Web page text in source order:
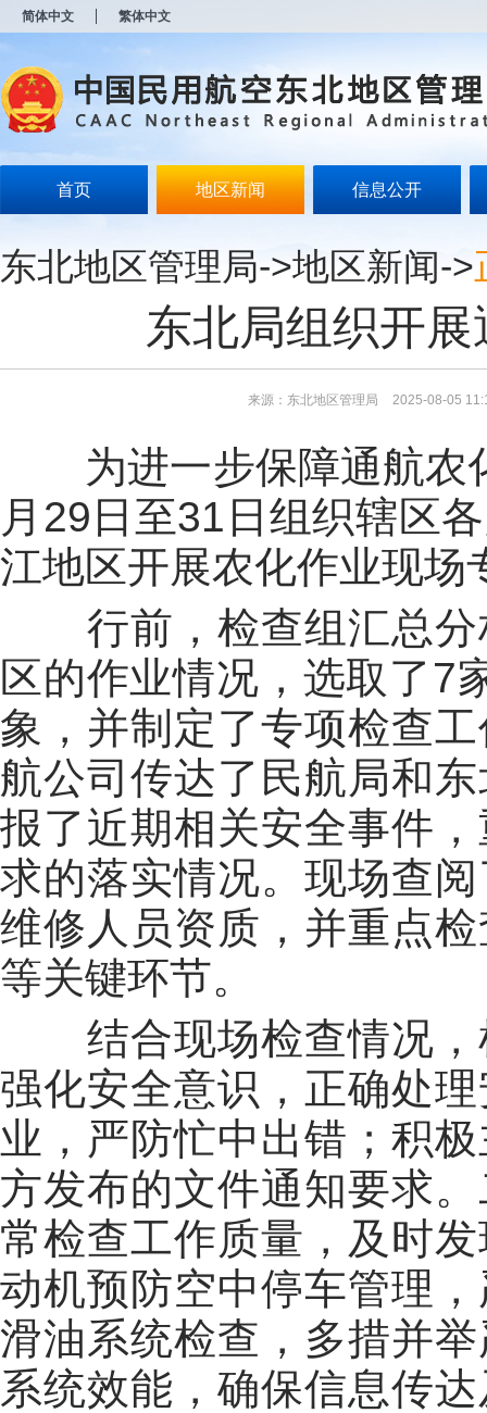
简体中文 繁体中文
首页 地区新闻 信息公开
东北地区管理局->地区新闻->
东北局组织开
来源：东北地区管理局 2025-08-05
为进一步保障通航农
月29日至31日组织辖区
江地区开展农化作业现场
行前，检查组汇总分
区的作业情况，选取了7
象，并制定了专项检查
航公司传达了民航局和
报了近期相关安全事件
求的落实情况。现场查
维修人员资质，并重点
等关键环节。
结合现场检查情况，
强化安全意识，正确处
业，严防忙中出错；积
方发布的文件通知要求
常检查工作质量，及时
动机预防空中停车管理
滑油系统检查，多措并
系统效能，确保信息传
开
无
障
说
Alt
加